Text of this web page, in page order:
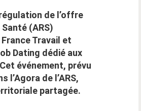
de l’offre
(ARS)
Travail et
Dating dédié aux
événement, prévu
l’Agora de l’ARS,
partagée.